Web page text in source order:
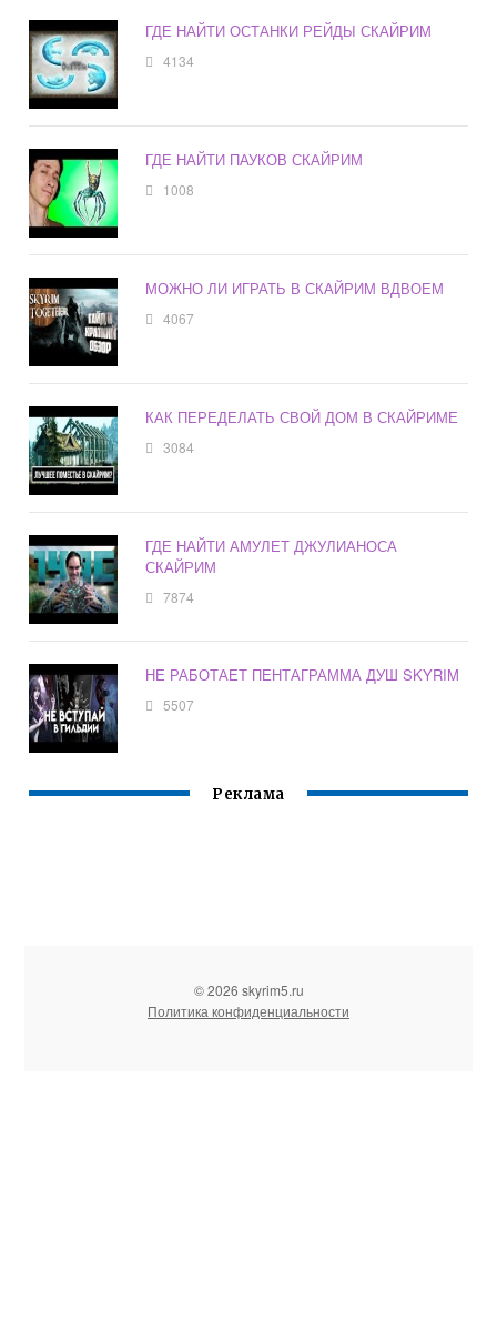
ГДЕ НАЙТИ ОСТАНКИ РЕЙДЫ СКАЙРИМ
4134
ГДЕ НАЙТИ ПАУКОВ СКАЙРИМ
1008
МОЖНО ЛИ ИГРАТЬ В СКАЙРИМ ВДВОЕМ
4067
КАК ПЕРЕДЕЛАТЬ СВОЙ ДОМ В СКАЙРИМЕ
3084
ГДЕ НАЙТИ АМУЛЕТ ДЖУЛИАНОСА
СКАЙРИМ
7874
НЕ РАБОТАЕТ ПЕНТАГРАММА ДУШ SKYRIM
5507
Реклама
© 2026 skyrim5.ru
Политика конфиденциальности